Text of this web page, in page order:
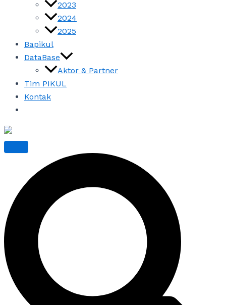
2023
2024
2025
Bapikul
DataBase
Aktor & Partner
Tim PIKUL
Kontak